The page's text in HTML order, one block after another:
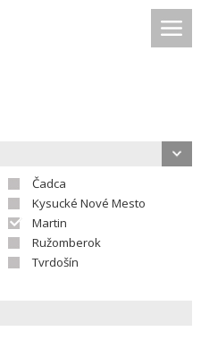
Čadca
Kysucké Nové Mesto
Martin
Ružomberok
Tvrdošín